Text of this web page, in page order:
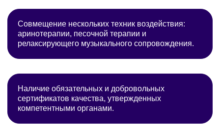
Совмещение нескольких техник воздействия:
аринотерапии, песочной терапии и
релаксирующего музыкального сопровождения.
Наличие обязательных и добровольных
сертификатов качества, утвержденных
компетентными органами.